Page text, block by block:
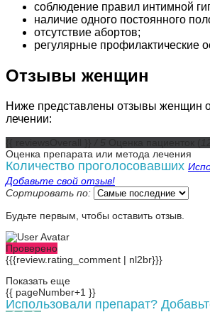
соблюдение правил интимной
наличие одного постоянного
отсутствие абортов;
регулярные профилактические
Отзывы женщин
Ниже представлены отзывы женщин
лечении:
Оценка препарата или метода лечения
Количество проголосовавших
Добавьте свой отзыв!
Сортировать по:
Будьте первым, чтобы оставить отзыв.
Проверено
{{{review.rating_comment | nl2br}}}
Показать еще
{{ pageNumber+1 }}
Использовали препарат?